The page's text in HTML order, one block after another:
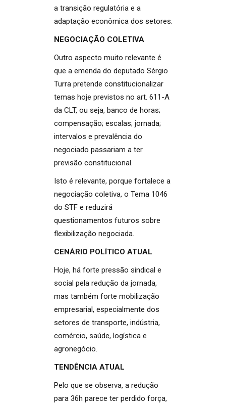
a transição regulatória e a
adaptação econômica dos setores.
NEGOCIAÇÃO COLETIVA
Outro aspecto muito relevante é
que a emenda do deputado Sérgio
Turra pretende constitucionalizar
temas hoje previstos no art. 611-A
da CLT, ou seja, banco de horas;
compensação; escalas; jornada;
intervalos e prevalência do
negociado passariam a ter
previsão constitucional.
Isto é relevante, porque fortalece a
negociação coletiva, o Tema 1046
do STF e reduzirá
questionamentos futuros sobre
flexibilização negociada.
CENÁRIO POLÍTICO ATUAL
Hoje, há forte pressão sindical e
social pela redução da jornada,
mas também forte mobilização
empresarial, especialmente dos
setores de transporte, indústria,
comércio, saúde, logística e
agronegócio.
TENDÊNCIA ATUAL
Pelo que se observa, a redução
para 36h parece ter perdido força,